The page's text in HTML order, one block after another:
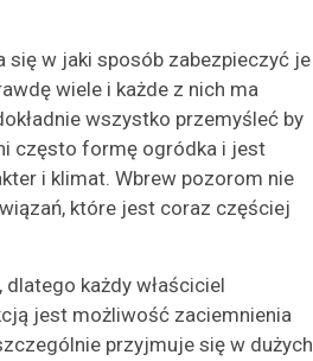
się w jaki sposób zabezpieczyć je
wiele i każde z nich ma
wszystko przemyśleć by
często formę ogródka i jest
i klimat. Wbrew pozorom nie
które jest coraz częściej
każdy właściciel
jest możliwość zaciemnienia
przyjmuje się w dużych